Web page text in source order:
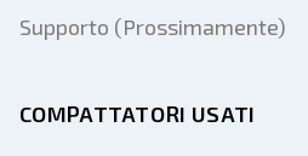
Supporto (Prossimamente)
COMPATTATORI USATI